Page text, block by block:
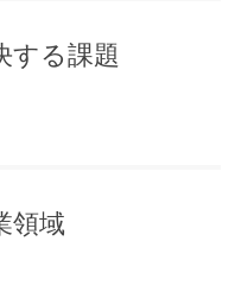
する課題
領域